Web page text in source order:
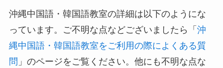
沖縄中国語・韓国語教室の詳細は以下のようにな
っています。ご不明な点などございましたら「 沖
縄中国語・韓国語教室をご利用の際によくある質
問 」のページをご覧ください。他にも不明な点な